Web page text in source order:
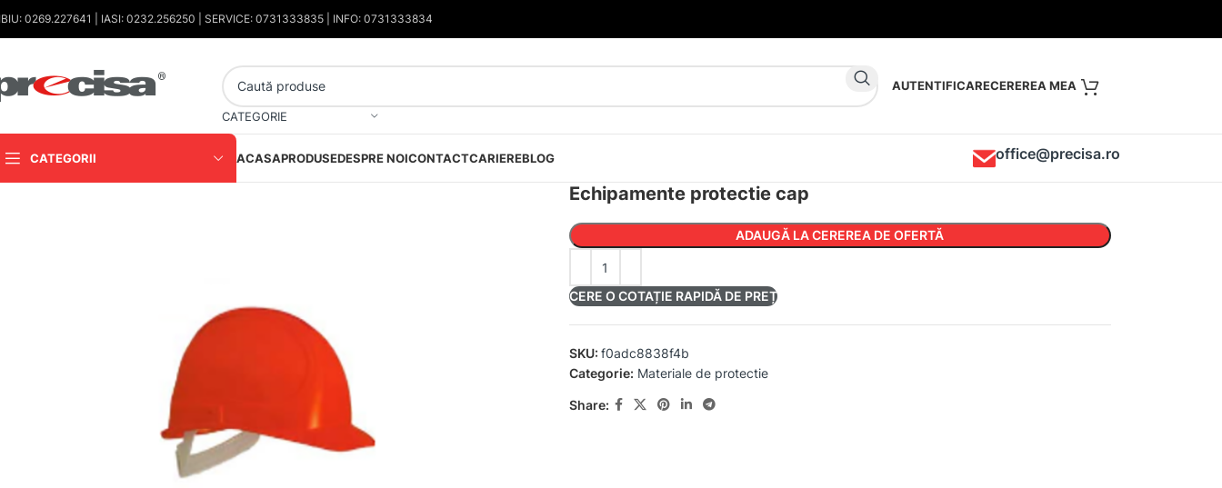
0269.227641 | IASI: 0232.256250 | SERVICE: 0731333835 | INFO: 0731333834
CATEGORIE
AUTENTIFICARE
CATEGORII ACASAPRODUSEDESPRE NOICONTACTCARIEREBLOG office@precisa.ro
Echipamente protectie cap
ADAUGĂ LA CEREREA DE OFERTĂ
CERE O COTAȚIE RAPIDĂ DE PREȚ
SKU: f0adc8838f4b
Categorie: Materiale de protectie
Share: